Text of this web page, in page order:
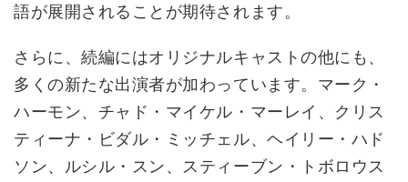
語が展開されることが期待されます。
さらに、続編にはオリジナルキャストの他にも、
多くの新たな出演者が加わっています。マーク・
ハーモン、チャド・マイケル・マーレイ、クリス
ティーナ・ビダル・ミッチェル、ヘイリー・ハド
ソン、ルシル・スン、スティーブン・トボロウス